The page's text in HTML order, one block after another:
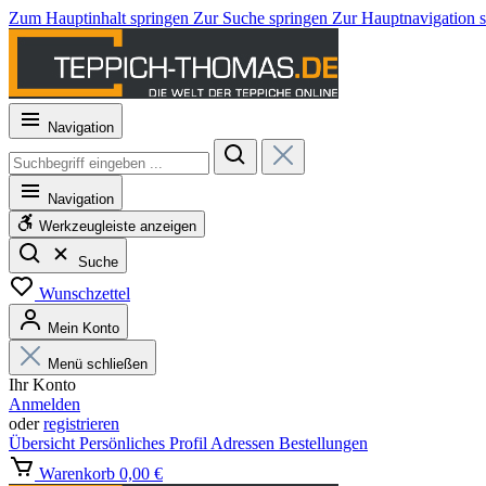
Zum Hauptinhalt springen Zur Suche springen Zur Hauptnavigation
Navigation
Navigation
Werkzeugleiste anzeigen
Suche
Wunschzettel
Mein Konto
Menü schließen
Ihr Konto
Anmelden
oderregistrieren
Übersicht Persönliches Profil Adressen Bestellungen
Warenkorb 0,00 €